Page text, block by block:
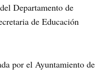
Departamento de
de Educación
por el Ayuntamiento de